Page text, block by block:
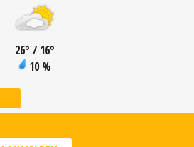
26° / 16°
10 %